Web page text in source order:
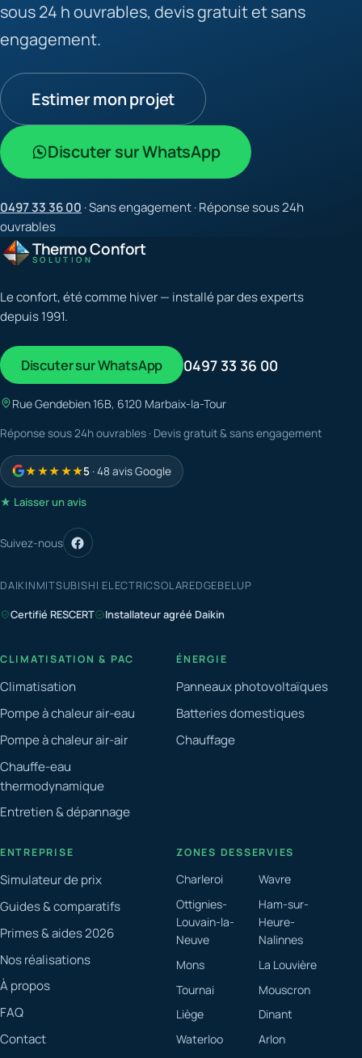
sous 24 h ouvrables, devis gratuit et sans
engagement.
Estimer mon projet
Discuter sur WhatsApp
0497 33 36 00 · Sans engagement · Réponse sous 24h
ouvrables
Thermo Confort
SOLUTION
Le confort, été comme hiver — installé par des experts
depuis 1991.
Discuter sur WhatsApp 0497 33 36 00
Rue Gendebien 16B, 6120 Marbaix-la-Tour
Réponse sous 24h ouvrables · Devis gratuit & sans engagement
★★★★★5 · 48 avis Google
★ Laisser un avis
Suivez-nous
DAIKINMITSUBISHI ELECTRICSOLAREDGEBELUP
Certifié RESCERT
Installateur agréé Daikin
CLIMATISATION & PAC
Climatisation
Pompe à chaleur air-eau
Pompe à chaleur air-air
Chauffe-eau
thermodynamique
Entretien & dépannage
ÉNERGIE
Panneaux photovoltaïques
Batteries domestiques
Chauffage
ENTREPRISE
Simulateur de prix
Guides & comparatifs
Primes & aides 2026
Nos réalisations
À propos
FAQ
Contact
ZONES DESSERVIES
Charleroi
Wavre
Ottignies-
Louvain-la-
Neuve
Ham-sur-
Heure-
Nalinnes
Mons
La Louvière
Tournai
Mouscron
Liège
Dinant
Waterloo
Arlon